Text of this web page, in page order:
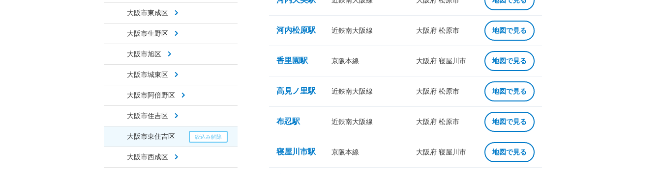
大阪市東成区
大阪市生野区
大阪市旭区
大阪市城東区
大阪市阿倍野区
大阪市住吉区
大阪市東住吉区
大阪市西成区
河内松原駅 近鉄南大阪線 大阪府 松原市 地図で見る
香里園駅 京阪本線 大阪府 寝屋川市 地図で見る
高見ノ里駅 近鉄南大阪線 大阪府 松原市 地図で見る
布忍駅 近鉄南大阪線 大阪府 松原市 地図で見る
寝屋川市駅 京阪本線 大阪府 寝屋川市 地図で見る